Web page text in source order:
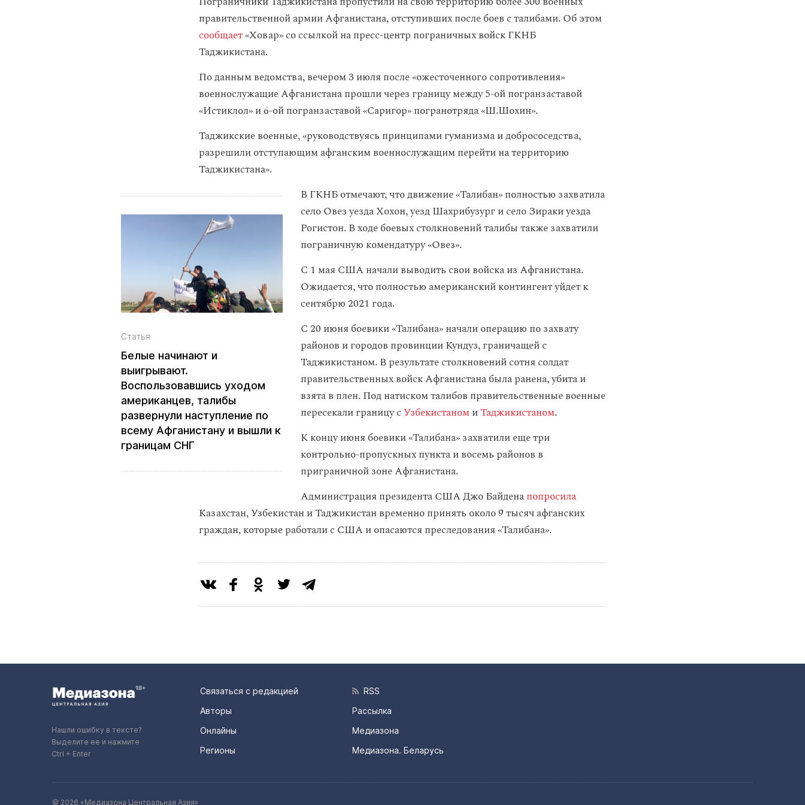
правительственной армии Афганистана, отступивших после боев с талибами. Об этом
сообщает«Ховар» со ссылкой на пресс-центр пограничных войск ГКНБ
Таджикистана.
По данным ведомства, вечером 3 июля после «ожесточенного сопротивления»
военнослужащие Афганистана прошли через границу между 5-ой погранзаставой
«Истиклол» и 6-ой погранзаставой «Саригор» погранотряда «Ш.Шохин».
Таджикские военные, «руководствуясь принципами гуманизма и добрососедства,
разрешили отступающим афганским военнослужащим перейти на территорию
Таджикистана».
Статья
Белые начинают и
выигрывают.
Воспользовавшись уходом
американцев, талибы
развернули наступление по
всему Афганистану и вышли к
границам СНГ
В ГКНБ отмечают, что движение «Талибан» полностью захватила
село Овез уезда Хохон, уезд Шахрибузург и село Зираки уезда
Рогистон. В ходе боевых столкновений талибы также захватили
пограничную комендатуру «Овез».
С 1 мая США начали выводить свои войска из Афганистана.
Ожидается, что полностью американский контингент уйдет к
сентябрю 2021 года.
С 20 июня боевики «Талибана» начали операцию по захвату
районов и городов провинции Кундуз, граничащей с
Таджикистаном. В результате столкновений сотня солдат
правительственных войск Афганистана была ранена, убита и
взята в плен. Под натиском талибов правительственные военные
пересекали границу сУзбекистаном иТаджикистаном.
К концу июня боевики «Талибана» захватили еще три
контрольно-пропускных пункта и восемь районов в
приграничной зоне Афганистана.
Администрация президента США Джо Байденапопросила
Казахстан, Узбекистан и Таджикистан временно принять около 9 тысяч афганских
граждан, которые работали с США и опасаются преследования «Талибана».
Нашли ошибку в тексте?
Выделите ее и нажмите
Ctrl + Enter
Связаться с редакцией
Авторы
Онлайны
Регионы
RSS
Рассылка
Медиазона
Медиазона. Беларусь
© 2026 «Медиазона Центральная Азия»